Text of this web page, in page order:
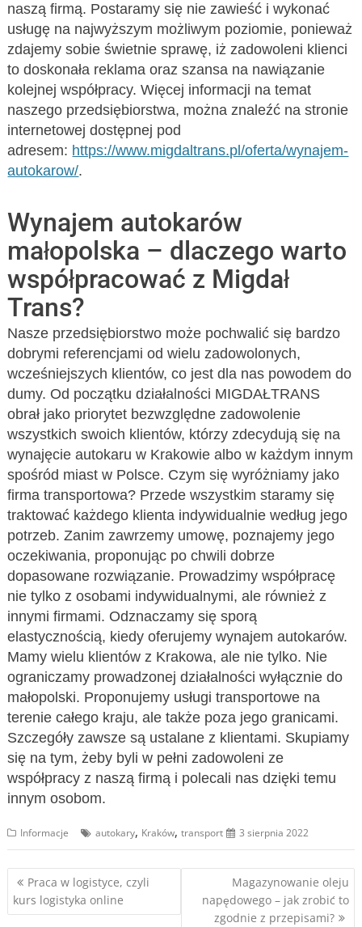
naszą firmą. Postaramy się nie zawieść i wykonać
usługę na najwyższym możliwym poziomie, ponieważ
zdajemy sobie świetnie sprawę, iż zadowoleni klienci
to doskonała reklama oraz szansa na nawiązanie
kolejnej współpracy. Więcej informacji na temat
naszego przedsiębiorstwa, można znaleźć na stronie
internetowej dostępnej pod
adresem: https://www.migdaltrans.pl/oferta/wynajem-
autokarow/.
Wynajem autokarów
małopolska – dlaczego warto
współpracować z Migdał
Trans?
Nasze przedsiębiorstwo może pochwalić się bardzo
dobrymi referencjami od wielu zadowolonych,
wcześniejszych klientów, co jest dla nas powodem do
dumy. Od początku działalności MIGDAŁTRANS
obrał jako priorytet bezwzględne zadowolenie
wszystkich swoich klientów, którzy zdecydują się na
wynajęcie autokaru w Krakowie albo w każdym innym
spośród miast w Polsce. Czym się wyróżniamy jako
firma transportowa? Przede wszystkim staramy się
traktować każdego klienta indywidualnie według jego
potrzeb. Zanim zawrzemy umowę, poznajemy jego
oczekiwania, proponując po chwili dobrze
dopasowane rozwiązanie. Prowadzimy współpracę
nie tylko z osobami indywidualnymi, ale również z
innymi firmami. Odznaczamy się sporą
elastycznością, kiedy oferujemy wynajem autokarów.
Mamy wielu klientów z Krakowa, ale nie tylko. Nie
ograniczamy prowadzonej działalności wyłącznie do
małopolski. Proponujemy usługi transportowe na
terenie całego kraju, ale także poza jego granicami.
Szczegóły zawsze są ustalane z klientami. Skupiamy
się na tym, żeby byli w pełni zadowoleni ze
współpracy z naszą firmą i polecali nas dzięki temu
innym osobom.
Informacje autokary, Kraków,transport 3 sierpnia 2022
Nawigacja
wpisu
Praca w logistyce, czyli
kurs logistyka online
Magazynowanie oleju
napędowego – jak zrobić to
zgodnie z przepisami?